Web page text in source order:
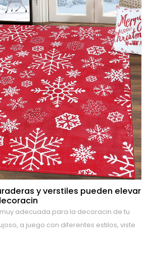
y verstiles pueden elevar
adecuada para la decoracin de tu
a juego con diferentes estilos, viste